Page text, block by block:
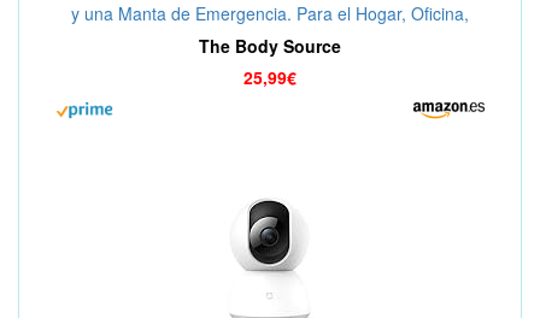
y una Manta de Emergencia. Para el Hogar, Oficina,
Coche, Caravana, Viajes y Deportes
The Body Source
25,99€